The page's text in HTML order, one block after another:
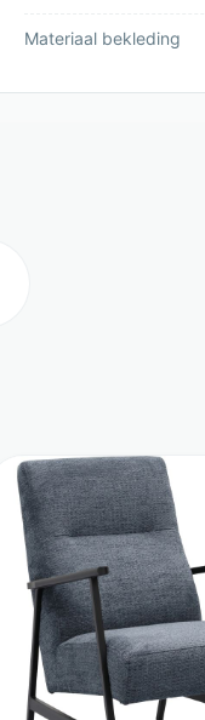
Materiaal bekleding